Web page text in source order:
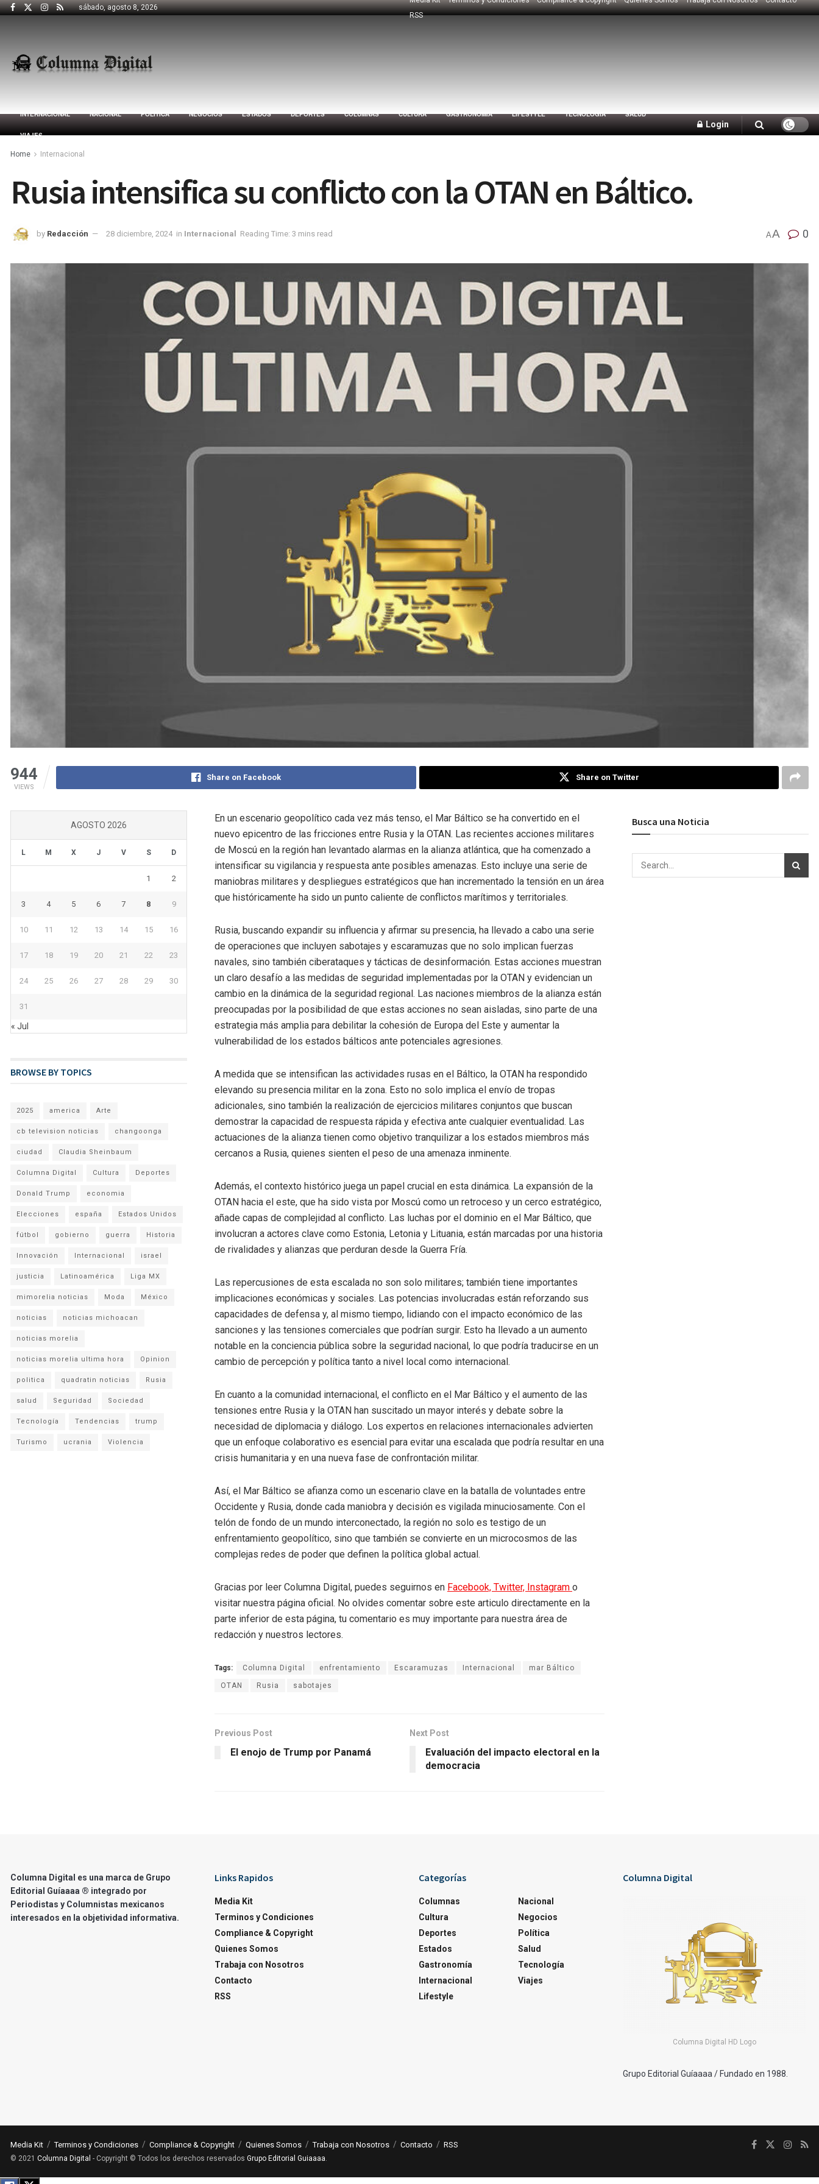
sábado, agosto 8, 2026
RSS
INTERNACIONAL NACIONAL POLÍTICA NEGOCIOS ESTADOS DEPORTES COLUMNAS CULTURA GASTRONOMÍA LIFESTYLE TECNOLOGÍA SALUD
VIAJES
Login
Home Internacional
Rusia intensifica su conflicto con la OTAN en Báltico.
by Redacción 28 diciembre, 2024 in Internacional Reading Time: 3 mins read AA 0
944
VIEWS
Share on Facebook Share on Twitter
En un escenario geopolítico cada vez más tenso, el Mar Báltico se ha convertido en el
nuevo epicentro de las fricciones entre Rusia y la OTAN. Las recientes acciones militares
de Moscú en la región han levantado alarmas en la alianza atlántica, que ha comenzado a
intensificar su vigilancia y respuesta ante posibles amenazas. Esto incluye una serie de
maniobras militares y despliegues estratégicos que han incrementado la tensión en un área
que históricamente ha sido un punto caliente de conflictos marítimos y territoriales.
Rusia, buscando expandir su influencia y afirmar su presencia, ha llevado a cabo una serie
de operaciones que incluyen sabotajes y escaramuzas que no solo implican fuerzas
navales, sino también ciberataques y tácticas de desinformación. Estas acciones muestran
un claro desafío a las medidas de seguridad implementadas por la OTAN y evidencian un
cambio en la dinámica de la seguridad regional. Las naciones miembros de la alianza están
preocupadas por la posibilidad de que estas acciones no sean aisladas, sino parte de una
estrategia más amplia para debilitar la cohesión de Europa del Este y aumentar la
vulnerabilidad de los estados bálticos ante potenciales agresiones.
A medida que se intensifican las actividades rusas en el Báltico, la OTAN ha respondido
elevando su presencia militar en la zona. Esto no solo implica el envío de tropas
adicionales, sino también la realización de ejercicios militares conjuntos que buscan
demostrar la capacidad de respuesta rápida y efectiva ante cualquier eventualidad. Las
actuaciones de la alianza tienen como objetivo tranquilizar a los estados miembros más
cercanos a Rusia, quienes sienten el peso de una amenaza inminente.
Además, el contexto histórico juega un papel crucial en esta dinámica. La expansión de la
OTAN hacia el este, que ha sido vista por Moscú como un retroceso y un cerco estratégico,
añade capas de complejidad al conflicto. Las luchas por el dominio en el Mar Báltico, que
involucran a actores clave como Estonia, Letonia y Lituania, están marcadas por una historia
de rivalidades y alianzas que perduran desde la Guerra Fría.
Las repercusiones de esta escalada no son solo militares; también tiene importantes
implicaciones económicas y sociales. Las potencias involucradas están reforzando sus
capacidades de defensa y, al mismo tiempo, lidiando con el impacto económico de las
sanciones y las tensiones comerciales que podrían surgir. Esto ha llevado a un aumento
notable en la conciencia pública sobre la seguridad nacional, lo que podría traducirse en un
cambio de percepción y política tanto a nivel local como internacional.
En cuanto a la comunidad internacional, el conflicto en el Mar Báltico y el aumento de las
tensiones entre Rusia y la OTAN han suscitado un mayor interés y debate sobre la
necesidad de diplomacia y diálogo. Los expertos en relaciones internacionales advierten
que un enfoque colaborativo es esencial para evitar una escalada que podría resultar en una
crisis humanitaria y en una nueva fase de confrontación militar.
Así, el Mar Báltico se afianza como un escenario clave en la batalla de voluntades entre
Occidente y Rusia, donde cada maniobra y decisión es vigilada minuciosamente. Con el
telón de fondo de un mundo interconectado, la región no solo es testigo de un
enfrentamiento geopolítico, sino que también se convierte en un microcosmos de las
complejas redes de poder que definen la política global actual.
Gracias por leer Columna Digital, puedes seguirnos en Facebook, Twitter, Instagram o
visitar nuestra página oficial. No olvides comentar sobre este articulo directamente en la
parte inferior de esta página, tu comentario es muy importante para nuestra área de
redacción y nuestros lectores.
Tags: Columna Digital enfrentamiento Escaramuzas Internacional mar Báltico
OTAN Rusia sabotajes
Previous Post
El enojo de Trump por Panamá
Next Post
Evaluación del impacto electoral en la
democracia
AGOSTO 2026
L M X J V S D
1 2
3 4 5 6 7 8 9
10 11 12 13 14 15 16
17 18 19 20 21 22 23
24 25 26 27 28 29 30
31
« Jul
BROWSE BY TOPICS
2025 america Arte
cb television noticias changoonga
ciudad Claudia Sheinbaum
Columna Digital Cultura Deportes
Donald Trump economia
Elecciones españa Estados Unidos
fútbol gobierno guerra Historia
Innovación Internacional israel
justicia Latinoamérica Liga MX
mimorelia noticias Moda México
noticias noticias michoacan
noticias morelia
noticias morelia ultima hora Opinion
politica quadratin noticias Rusia
salud Seguridad Sociedad
Tecnología Tendencias trump
Turismo ucrania Violencia
Busca una Noticia
Columna Digital es una marca de Grupo
Editorial Guíaaaa ® integrado por
Periodistas y Columnistas mexicanos
interesados en la objetividad informativa.
Links Rapidos
Media Kit
Terminos y Condiciones
Compliance & Copyright
Quienes Somos
Trabaja con Nosotros
Contacto
RSS
Categorías
Columnas
Cultura
Deportes
Estados
Gastronomía
Internacional
Lifestyle
Nacional
Negocios
Política
Salud
Tecnología
Viajes
Columna Digital
Columna Digital HD Logo
Grupo Editorial Guíaaaa / Fundado en 1988.
Media Kit Terminos y Condiciones Compliance & Copyright Quienes Somos Trabaja con Nosotros Contacto RSS
© 2021 Columna Digital - Copyright © Todos los derechos reservados Grupo Editorial Guiaaaa